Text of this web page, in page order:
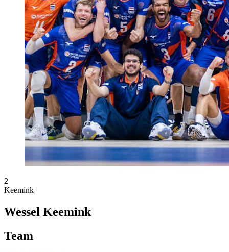
2
Keemink
Wessel Keemink
Team